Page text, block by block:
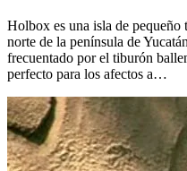
Holbox es una isla de pequeño
norte de la península de
frecuentado por el tiburón
perfecto para los afectos a…